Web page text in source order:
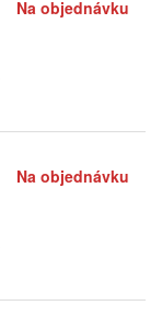
Na objednávku
Na objednávku